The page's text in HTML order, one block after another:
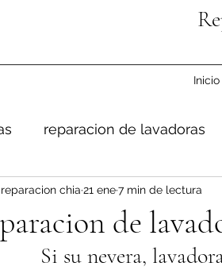
Inicio
reparacion de lavadoras
de
reparacion chia 21 ene 7 min de lectura
Si su nevera,